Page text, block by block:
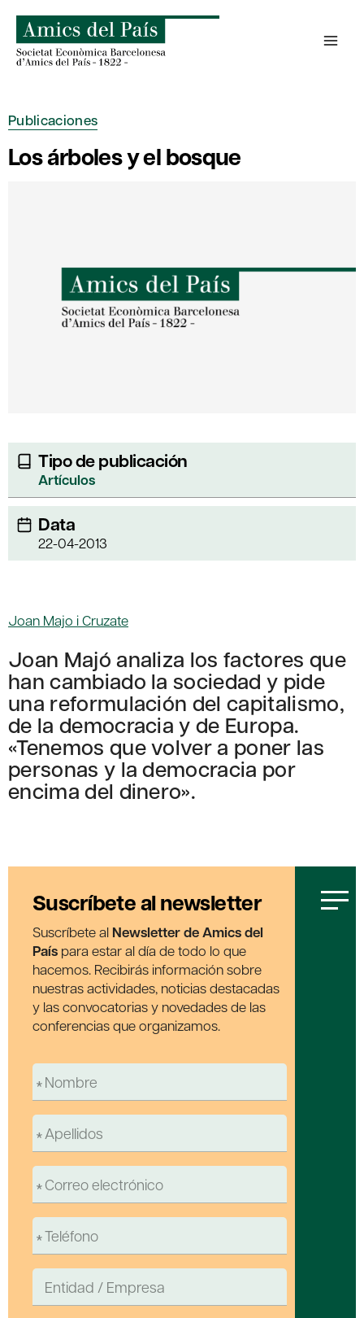
contenido
Publicaciones
Los árboles y el bosque
Tipo de publicación
Artículos
Data
22-04-2013
Joan Majo i Cruzate
Joan Majó analiza los factores que
han cambiado la sociedad y pide
una reformulación del capitalismo,
de la democracia y de Europa.
«Tenemos que volver a poner las
personas y la democracia por
encima del dinero».
Suscríbete al newsletter
Suscríbete al Newsletter de Amics del
País para estar al día de todo lo que
hacemos. Recibirás información sobre
nuestras actividades, noticias destacadas
y las convocatorias y novedades de las
conferencias que organizamos.